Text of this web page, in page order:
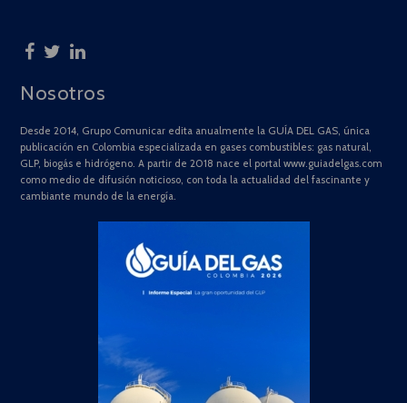
Nosotros
Desde 2014, Grupo Comunicar edita anualmente la GUÍA DEL GAS, única
publicación en Colombia especializada en gases combustibles: gas natural,
GLP, biogás e hidrógeno. A partir de 2018 nace el portal www.guiadelgas.com
como medio de difusión noticioso, con toda la actualidad del fascinante y
cambiante mundo de la energía.